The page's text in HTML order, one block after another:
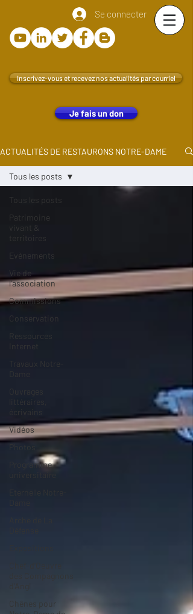
Se connecter
Inscrivez-vous et recevez nos actualités par courriel
Je fais un don
ACTUALITÉS DE RESTAURONS NOTRE-DAME
Tous les posts
Patrimoine
vivant &
territoires
Evènements
Vie de
l'association
Commissions
Conservation
Ressources
Internet
Travaux Notre-
littéraires,
écrivains
Vidéos
Programme
Chênes pour
Tous les posts